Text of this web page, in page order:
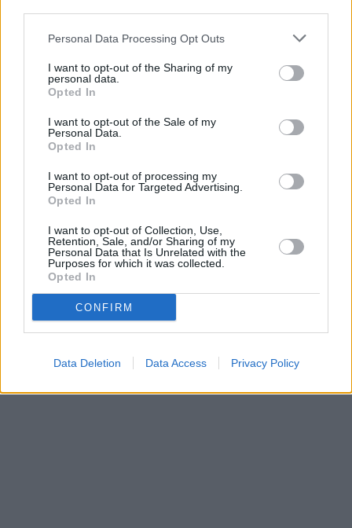
Personal Data Processing Opt Outs
I want to opt-out of the Sharing of my
personal data.
Opted In
I want to opt-out of the Sale of my
Personal Data.
Opted In
I want to opt-out of processing my
Personal Data for Targeted Advertising.
Opted In
I want to opt-out of Collection, Use,
Retention, Sale, and/or Sharing of my
Personal Data that Is Unrelated with the
Purposes for which it was collected.
Opted In
CONFIRM
Data Deletion Data Access Privacy Policy
Prima sport - co nabídne v prvním
O webu parabola.cz•O souborech cookies•
Dovolená u moře •Bazény